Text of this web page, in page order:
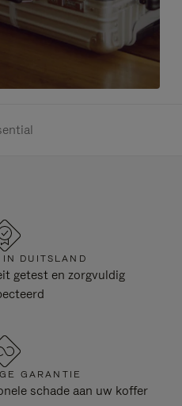
DUITSLAND
getest en zorgvuldig
GARANTIE
schade aan uw koffer